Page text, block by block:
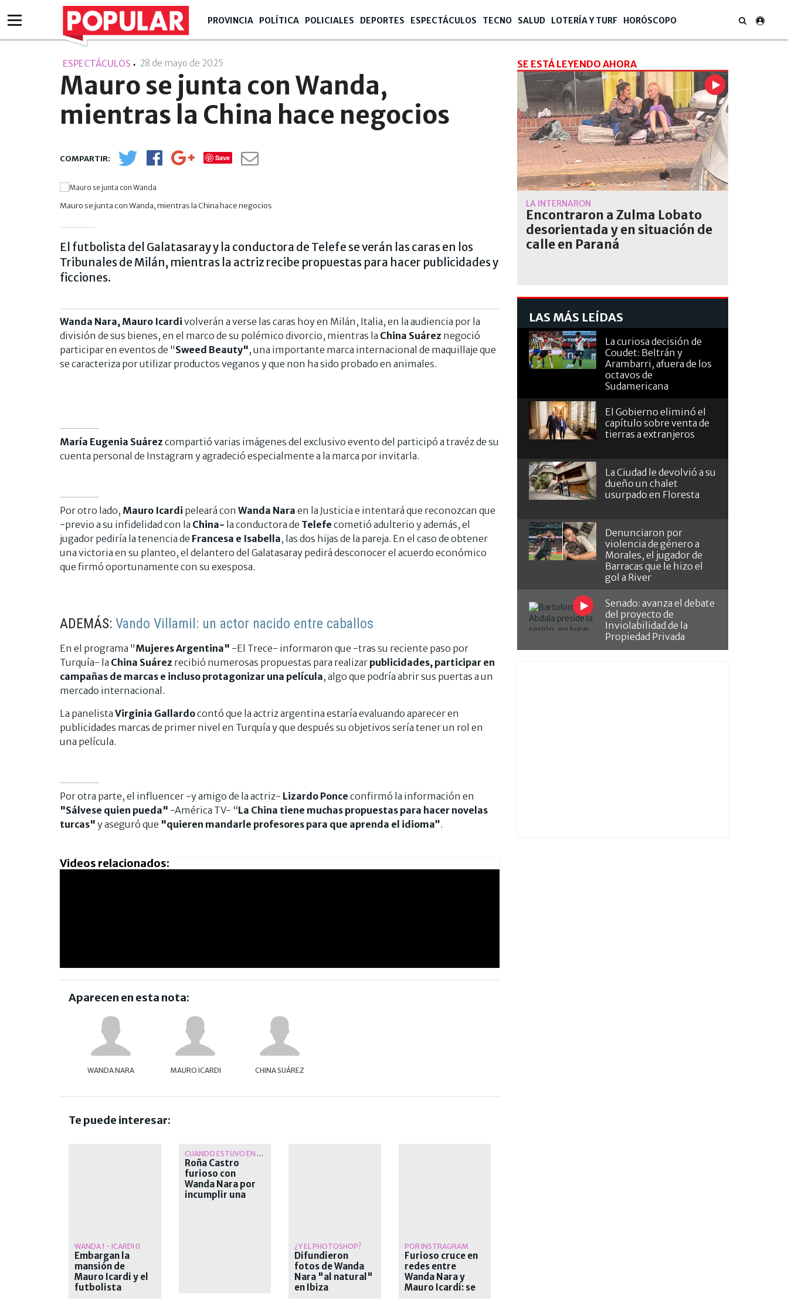
PROVINCIA POLÍTICA POLICIALES DEPORTES ESPECTÁCULOS TECNO SALUD LOTERÍA Y TURF HORÓSCOPO
ESPECTÁCULOS 28 de mayo de 2025
Mauro se junta con Wanda,
mientras la China hace negocios
Save
Mauro se junta con Wanda, mientras la China hace negocios
El futbolista del Galatasaray y la conductora de Telefe se verán las caras en los
Tribunales de Milán, mientras la actriz recibe propuestas para hacer publicidades y
ficciones.
Wanda Nara, Mauro Icardi volverán a verse las caras hoy en Milán, Italia, en la audiencia por la
división de sus bienes, en el marco de su polémico divorcio, mientras la China Suárez negoció
participar en eventos de "Sweed Beauty", una importante marca internacional de maquillaje que
se caracteriza por utilizar productos veganos y que non ha sido probado en animales.
María Eugenia Suárezcompartió varias imágenes del exclusivo evento del participó a travéz de su
cuenta personal de Instagram y agradeció especialmente a la marca por invitarla.
Por otro lado, Mauro Icardi peleará con Wanda Nara en la Justicia e intentará que reconozcan que
-previo a su infidelidad con la China- la conductora de Telefe cometió adulterio y además, el
jugador pediría la tenencia de Francesa e Isabella, las dos hijas de la pareja. En el caso de obtener
una victoria en su planteo, el delantero del Galatasaray pedirá desconocer el acuerdo económico
que firmó oportunamente con su exesposa.
ADEMÁS: Vando Villamil: un actor nacido entre caballos
En el programa "Mujeres Argentina" -El Trece- informaron que -tras su reciente paso por
Turquía- la China Suárez recibió numerosas propuestas para realizar publicidades, participar en
campañas de marcas e incluso protagonizar una película, algo que podría abrir sus puertas a un
mercado internacional.
La panelista Virginia Gallardocontó que la actriz argentina estaría evaluando aparecer en
publicidades marcas de primer nivel en Turquía y que después su objetivos sería tener un rol en
una película.
Por otra parte, el influencer -y amigo de la actriz- Lizardo Ponce confirmó la información en
"Sálvese quien pueda" -América TV- “La China tiene muchas propuestas para hacer novelas
turcas" y aseguró que "quieren mandarle profesores para que aprenda el idioma”.
Videos relacionados:
Aparecen en esta nota:
WANDA NARA MAURO ICARDI CHINA SUÁREZ
Te puede interesar:
WANDA 1 - ICARDI 0
Embargan la
mansión de
Mauro Icardi y el
futbolista
CUANDO ESTUVO EN MASTERCHEF
Roña Castro
furioso con
Wanda Nara por
incumplir una
¿Y EL PHOTOSHOP?
Difundieron
fotos de Wanda
Nara "al natural"
en Ibiza
POR INSTRAGRAM
Furioso cruce en
redes entre
Wanda Nara y
Mauro Icardi: se
SE ESTÁ LEYENDO AHORA
LA INTERNARON
Encontraron a Zulma Lobato
desorientada y en situación de
calle en Paraná
LAS MÁS LEÍDAS
La curiosa decisión de
Coudet: Beltrán y
Arambarri, afuera de los
octavos de
Sudamericana
El Gobierno eliminó el
capítulo sobre venta de
tierras a extranjeros
La Ciudad le devolvió a su
dueño un chalet
usurpado en Floresta
Denunciaron por
violencia de género a
Morales, el jugador de
Barracas que le hizo el
gol a River
Senado: avanza el debate
del proyecto de
Inviolabilidad de la
Propiedad Privada